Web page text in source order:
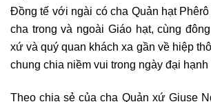
Đồng tế với ngài có cha Quản hạt
cha trong và ngoài Giáo hạt, cùng
xứ và quý quan khách xa gần về hiệp
chung chia niềm vui trong ngày đại hạnh
Theo chia sẻ của cha Quản xứ Giuse